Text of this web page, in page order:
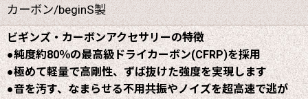
カーボン/beginS製
ビギンズ・カーボンアクセサリーの特徴
●純度約80％の最高級ドライカーボン(CFRP)を採用
●極めて軽量で高剛性、ずば抜けた強度を実現します
●音を汚す、なまらせる不用共振やノイズを超高速で逃が